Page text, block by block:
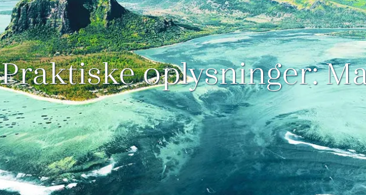
Praktiske oplysninger: